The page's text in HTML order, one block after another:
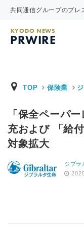
共同通信グループのプレ
KYODO NEWS
PRWIRE
TOP 保険業
「保全ペーパ
充および 「給
対象拡大
ジブラ